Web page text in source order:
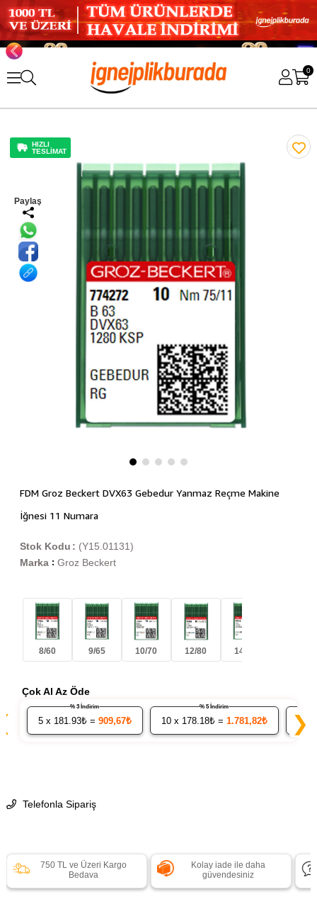
0
HIZLI
TESLİMAT
Paylaş
FDM Groz Beckert DVX63 Gebedur Yanmaz Reçme Makine
İğnesi 11 Numara
(Y15.01131)
Stok Kodu
Marka : Groz Beckert
8/60 9/65 10/70 12/80 14/90
Çok Al Az Öde
5x 181.93₺ = 909,67₺
% 3 İndirim
10x 178.18₺ = 1.781,82₺
% 5 İndirim
20
❯
Telefonla Sipariş
750 TL ve Üzeri Kargo
Bedava
Kolay iade ile daha
güvendesiniz